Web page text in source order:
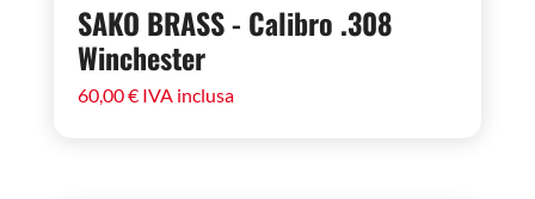
SAKO BRASS - Calibro .308
Winchester
60,00€ IVA inclusa